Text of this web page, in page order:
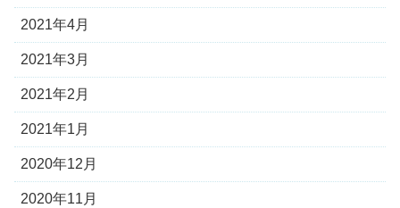
2021年4月
2021年3月
2021年2月
2021年1月
2020年12月
2020年11月